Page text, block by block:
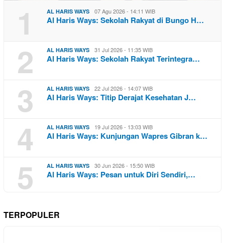
1 AL HARIS WAYS 07 Agu 2026 - 14:11 WIB
Al Haris Ways: Sekolah Rakyat di Bungo H…
2 AL HARIS WAYS 31 Jul 2026 - 11:35 WIB
Al Haris Ways: Sekolah Rakyat Terintegra…
3 AL HARIS WAYS 22 Jul 2026 - 14:07 WIB
Al Haris Ways: Titip Derajat Kesehatan J…
4 AL HARIS WAYS 19 Jul 2026 - 13:03 WIB
Al Haris Ways: Kunjungan Wapres Gibran k…
5 AL HARIS WAYS 30 Jun 2026 - 15:50 WIB
Al Haris Ways: Pesan untuk Diri Sendiri,…
TERPOPULER